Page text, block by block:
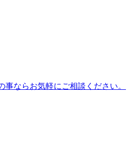
事ならお気軽にご相談ください。